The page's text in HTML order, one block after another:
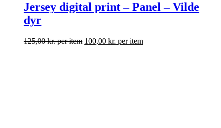
Jersey digital print – Panel – Vilde
dyr
125,00kr.per item 100,00 kr. per item